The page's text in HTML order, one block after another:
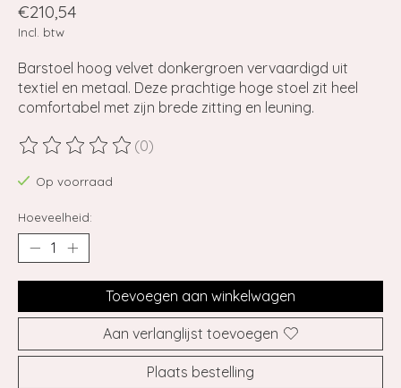
€210,54
Incl. btw
Barstoel hoog velvet donkergroen vervaardigd uit
textiel en metaal. Deze prachtige hoge stoel zit heel
comfortabel met zijn brede zitting en leuning.
De beoordeling van dit product is
(0)
Op voorraad
Hoeveelheid:
Toevoegen aan winkelwagen
Aan verlanglijst toevoegen
Plaats bestelling